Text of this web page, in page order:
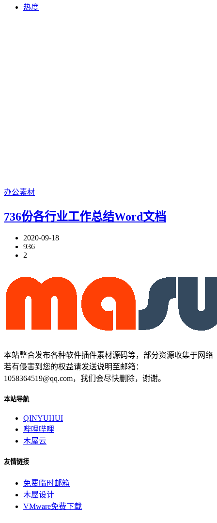
热度
办公素材
736份各行业工作总结Word文档
2020-09-18
936
2
本站整合发布各种软件插件素材源码等，部分资源收集于网络
若有侵害到您的权益请发送说明至邮箱：
1058364519@qq.com，我们会尽快删除，谢谢。
本站导航
QINYUHUI
哔哩哔哩
木屋云
友情链接
免费临时邮箱
木屋设计
VMware免费下载